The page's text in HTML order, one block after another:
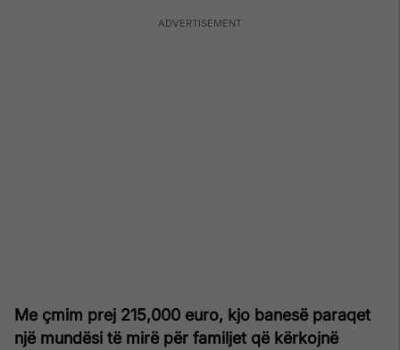
Me çmim prej 215,000 euro, kjo banesë paraqet
një mundësi të mirë për familjet që kërkojnë